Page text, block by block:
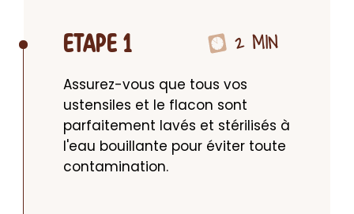
ETAPE 1 2 MIN
Assurez-vous que tous vos
ustensiles et le flacon sont
parfaitement lavés et stérilisés à
l'eau bouillante pour éviter toute
contamination.